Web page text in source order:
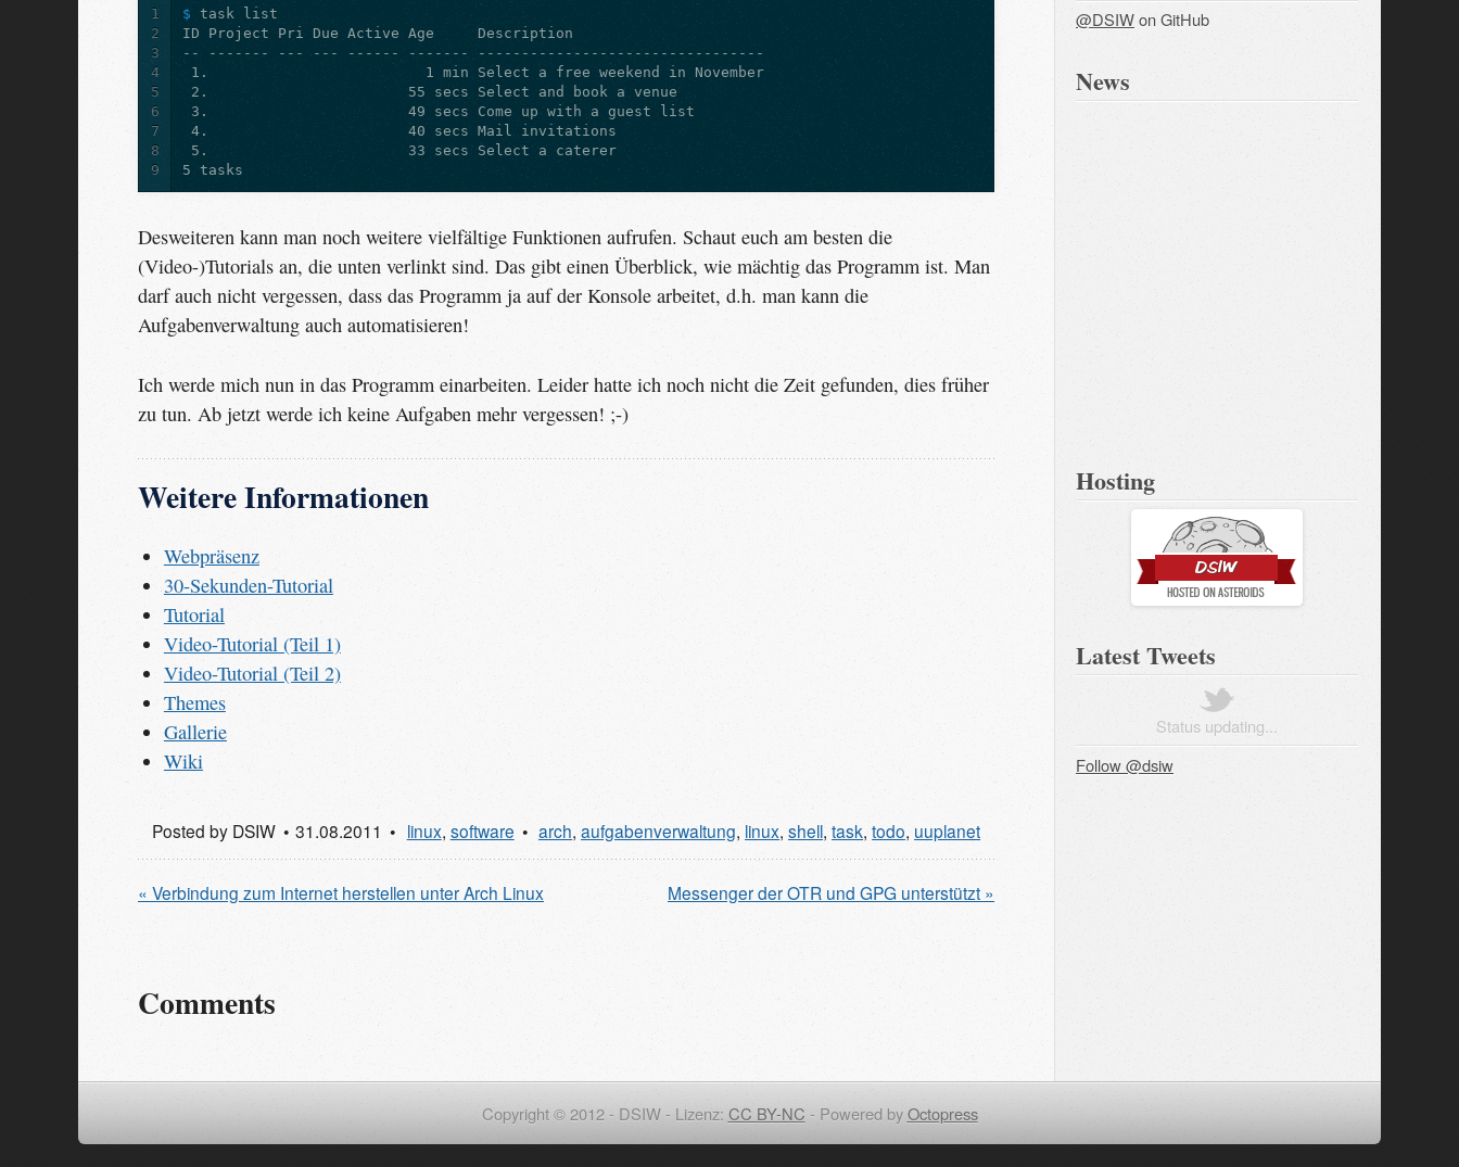
1
2
3
4
5
6
7
8
9
$
Desweiteren kann man noch weitere vielfältige Funktionen aufrufen. Schaut euch am besten die
(Video-)Tutorials an, die unten verlinkt sind. Das gibt einen Überblick, wie mächtig das Programm ist. Man
darf auch nicht vergessen, dass das Programm ja auf der Konsole arbeitet, d.h. man kann die
Aufgabenverwaltung auch automatisieren!
Ich werde mich nun in das Programm einarbeiten. Leider hatte ich noch nicht die Zeit gefunden, dies früher
zu tun. Ab jetzt werde ich keine Aufgaben mehr vergessen! ;-)
Weitere Informationen
Webpräsenz
30-Sekunden-Tutorial
Tutorial
Video-Tutorial (Teil 1)
Video-Tutorial (Teil 2)
Themes
Gallerie
Wiki
Posted by DSIW 31.08.2011 linux, software arch,aufgabenverwaltung, linux,shell,task,todo, uuplanet
« Verbindung zum Internet herstellen unter Arch Linux Messenger der OTR und GPG unterstützt »
Comments
@DSIWon GitHub
News
Hosting
Latest Tweets
Status updating...
Follow @dsiw
Copyright © 2012 - DSIW - Lizenz: CC BY-NC - Powered byOctopress